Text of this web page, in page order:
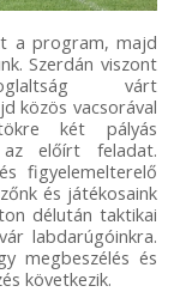
a program, majd
Szerdán viszont
várt
közös vacsorával
két pályás
előírt feladat.
figyelemelterelő
és játékosaink
délután taktikai
labdarúgóinkra.
megbeszélés és
következik.